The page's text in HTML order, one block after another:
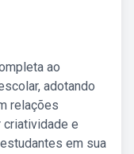
ao
adotando
relações
e
em sua